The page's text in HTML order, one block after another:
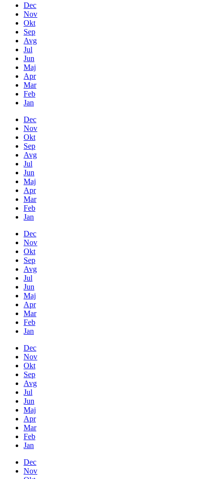
Dec
Nov
Okt
Sep
Avg
Jul
Jun
Maj
Apr
Mar
Feb
Jan
Dec
Nov
Okt
Sep
Avg
Jul
Jun
Maj
Apr
Mar
Feb
Jan
Dec
Nov
Okt
Sep
Avg
Jul
Jun
Maj
Apr
Mar
Feb
Jan
Dec
Nov
Okt
Sep
Avg
Jul
Jun
Maj
Apr
Mar
Feb
Jan
Dec
Nov